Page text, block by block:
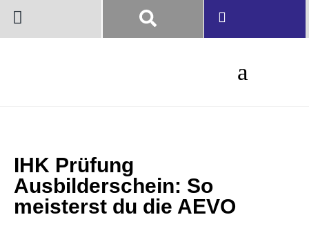
IHK Prüfung
Ausbilderschein: So
meisterst du die AEVO